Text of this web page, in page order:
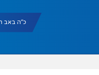
כ"ה באב תשפ"ו